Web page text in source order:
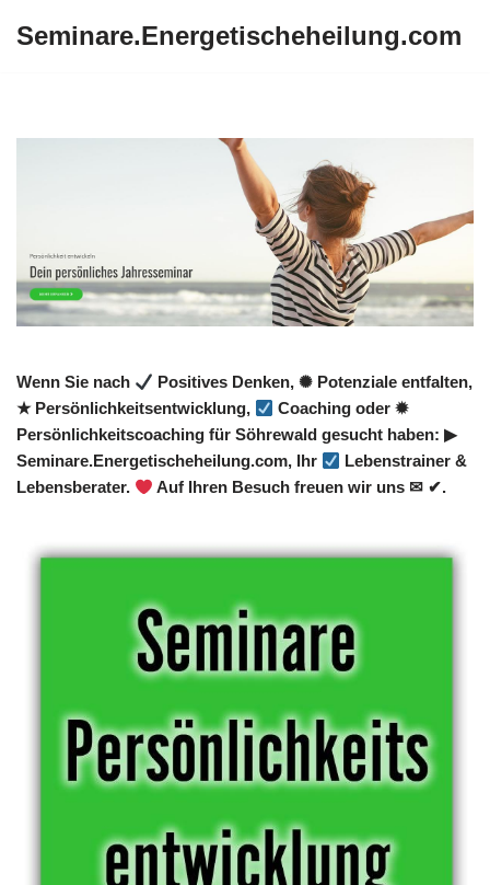
Seminare.Energetischeheilung.com
Wenn Sie nach
Positives Denken, ✺ Potenziale entfalten,
★ Persönlichkeitsentwicklung,
Coaching oder ✹
Persönlichkeitscoaching für Söhrewald gesucht haben: ▶︎
Seminare.Energetischeheilung.com, Ihr
Lebenstrainer &
Lebensberater.
Auf Ihren Besuch freuen wir uns ✉ ✔.